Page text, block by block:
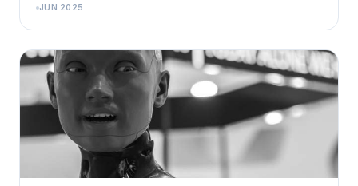
JUN 2025